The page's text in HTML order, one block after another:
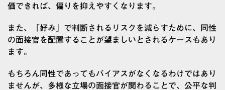
価できれば、偏りを抑えやすくなります。
また、「好み」で判断されるリスクを減らすために、同性
の面接官を配置することが望ましいとされるケースもあり
ます。
もちろん同性であってもバイアスがなくなるわけではあり
ませんが、多様な立場の面接官が関わることで、公平な判